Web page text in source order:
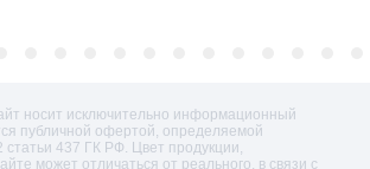
носит исключительно информационный
публичной офертой, определяемой
437 ГК РФ. Цвет продукции,
может отличаться от реального, в связи с